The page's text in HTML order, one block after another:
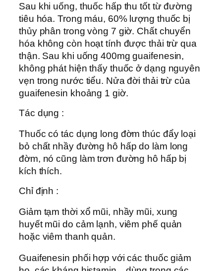
Sau khi uống, thuốc hấp thu tốt từ đường
tiêu hóa. Trong máu, 60% lượng thuốc bị
thủy phân trong vòng 7 giờ. Chất chuyển
hóa không còn hoạt tính được thải trừ qua
thận. Sau khi uống 400mg guaifenesin,
không phát hiện thấy thuốc ở dạng nguyên
vẹn trong nước tiểu. Nửa đời thải trừ của
guaifenesin khoảng 1 giờ.
Tác dụng :
Thuốc có tác dụng long đờm thúc đẩy loại
bỏ chất nhầy đường hô hấp do làm long
đờm, nó cũng làm trơn đường hô hấp bị
kích thích.
Chỉ định :
Giảm tạm thời xổ mũi, nhầy mũi, xung
huyết mũi do cảm lạnh, viêm phế quản
hoặc viêm thanh quản.
Guaifenesin phối hợp với các thuốc giảm